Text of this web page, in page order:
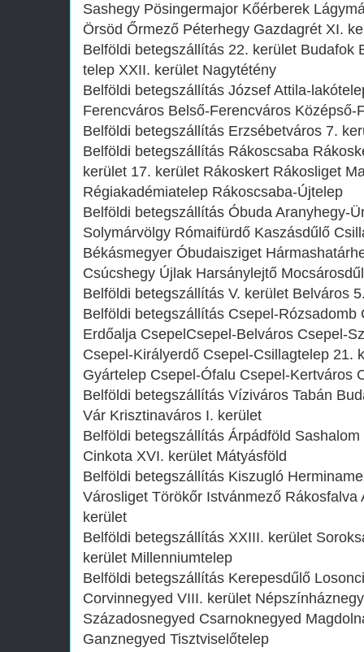
Sashegy Pösingermajor Kőérberek
Örsöd Őrmező Péterhegy Gazdagrét XI.
Belföldi betegszállítás 22. kerület Budafok
telep XXII. kerület Nagytétény
Belföldi betegszállítás József Attila-
Ferencváros Belső-Ferencváros Középső-
Belföldi betegszállítás Erzsébetváros 7.
Belföldi betegszállítás Rákoscsaba
kerület 17. kerület Rákoskert Rákosliget
Régiakadémiatelep Rákoscsaba-Újtelep
Belföldi betegszállítás Óbuda Aranyhegy-
Solymárvölgy Rómaifürdő Kaszásdűlő
Békásmegyer Óbudaisziget
Csúcshegy Újlak Harsánylejtő
Belföldi betegszállítás V. kerület Belváros
Belföldi betegszállítás Csepel-Rózsadomb
Erdőalja CsepelCsepel-Belváros Csepel-
Csepel-Királyerdő Csepel-Csillagtelep 21.
Gyártelep Csepel-Ófalu Csepel-Kertváros
Belföldi betegszállítás Víziváros Tabán
Vár Krisztinaváros I. kerület
Belföldi betegszállítás Árpádföld
Cinkota XVI. kerület Mátyásföld
Belföldi betegszállítás Kiszugló
Városliget Törökőr Istvánmező Rákosfalva
kerület
Belföldi betegszállítás XXIII. kerület
kerület Millenniumtelep
Belföldi betegszállítás Kerepesdűlő
Corvinnegyed VIII. kerület
Századosnegyed Csarnoknegyed
Ganznegyed Tisztviselőtelep